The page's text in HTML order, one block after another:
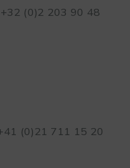
(0)2 203 90 48
(0)21 711 15 20